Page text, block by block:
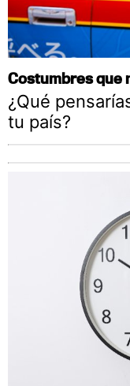
Costumbres que
¿Qué
tu país?